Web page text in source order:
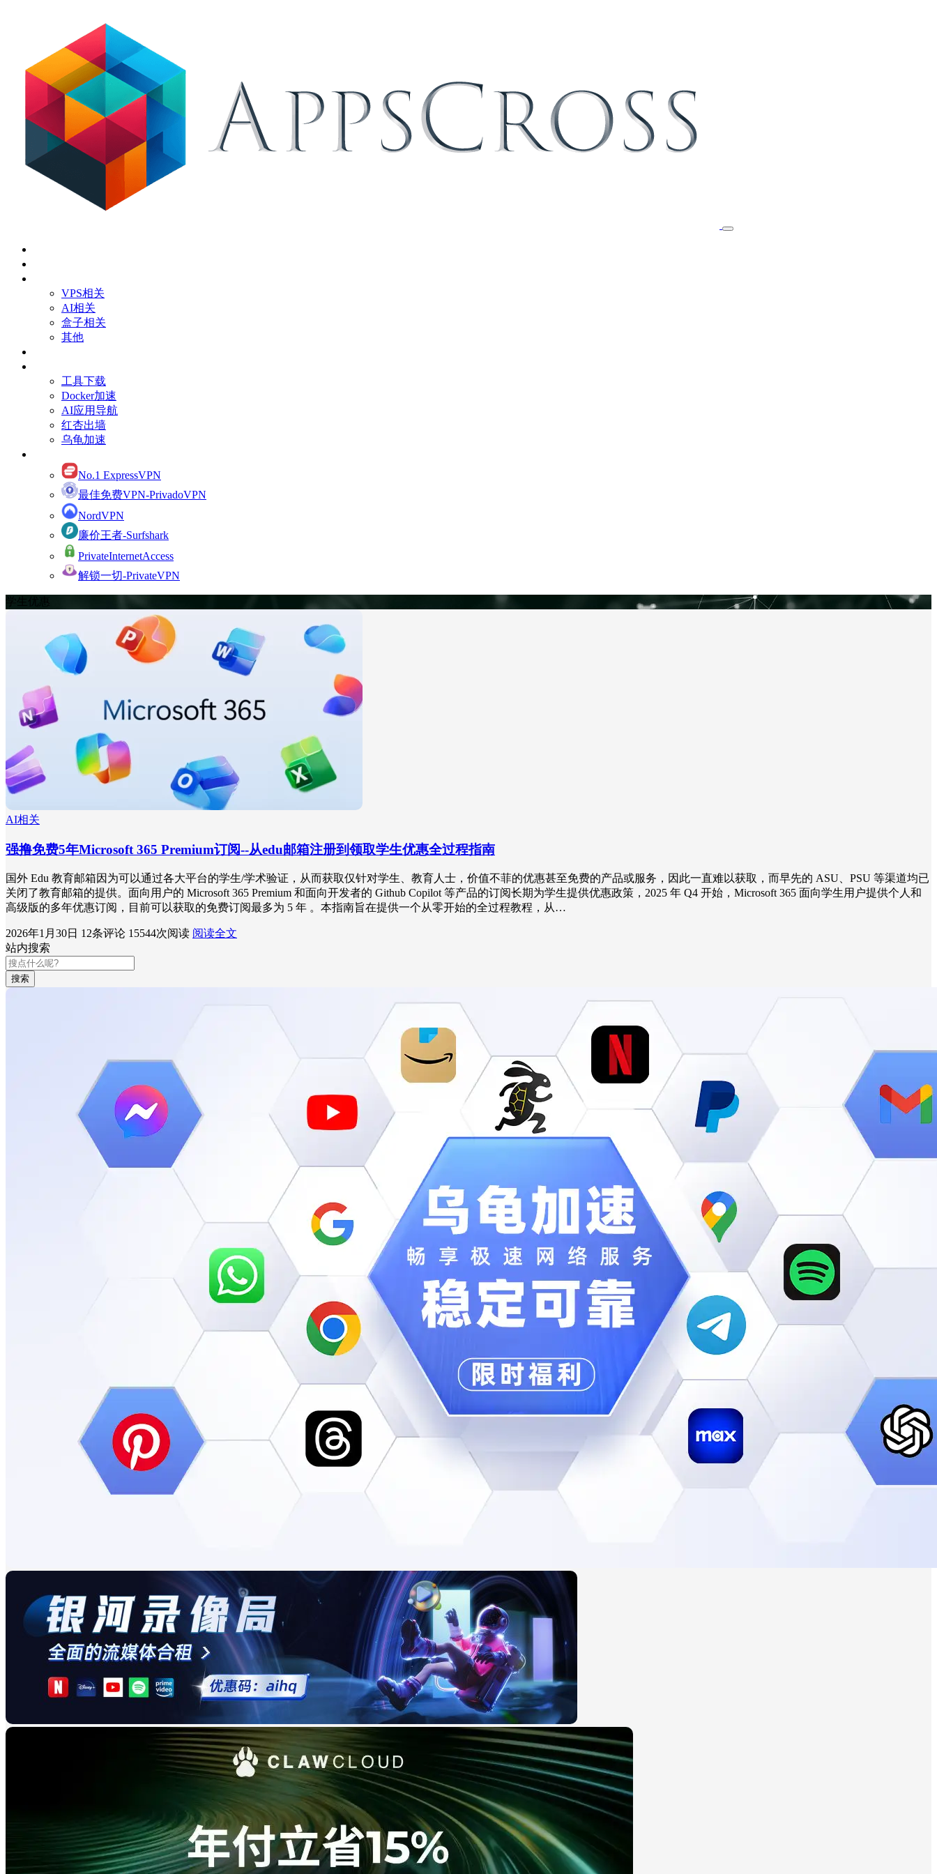
VPS相关
AI相关
盒子相关
其他
工具下载
Docker加速
AI应用导航
红杏出墙
乌龟加速
No.1 ExpressVPN
最佳免费VPN-PrivadoVPN
NordVPN
廉价王者-Surfshark
PrivateInternetAccess
解锁一切-PrivateVPN
学生优惠
AI相关
强撸免费5年Microsoft 365 Premium订阅--从edu邮箱注册到领取学生优惠全过程指南
国外 Edu 教育邮箱因为可以通过各大平台的学生/学术验证，从而获取仅针对学生、教育人士，价值不菲的优惠甚至免费的产品或服务，因此一直难以获取，而早先的 ASU、PSU 等渠道均已
关闭了教育邮箱的提供。面向用户的 Microsoft 365 Premium 和面向开发者的 Github Copilot 等产品的订阅长期为学生提供优惠政策，2025 年 Q4 开始，Microsoft 365 面向学生用户提供个人和
高级版的多年优惠订阅，目前可以获取的免费订阅最多为 5 年 。本指南旨在提供一个从零开始的全过程教程，从…
2026年1月30日 12条评论 15544次阅读 阅读全文
站内搜索
搜索